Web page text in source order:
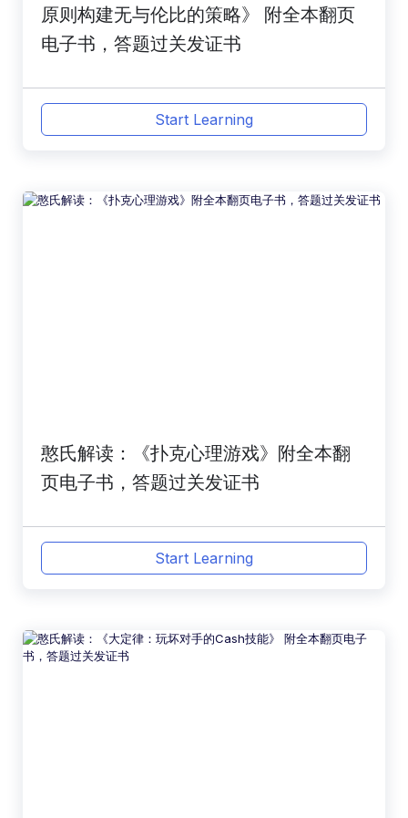
原则构建无与伦比的策略》 附全本翻页
电子书，答题过关发证书
Start Learning
憨氏解读：《扑克心理游戏》附全本翻
页电子书，答题过关发证书
Start Learning